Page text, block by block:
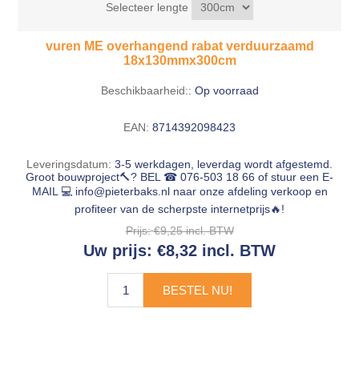
Selecteer lengte
vuren ME overhangend rabat verduurzaamd
18x130mmx300cm
Beschikbaarheid:: Op voorraad
EAN: 8714392098423
Leveringsdatum: 3-5 werkdagen, leverdag wordt afgestemd.
Groot bouwproject🔨? BEL ☎ 076-503 18 66 of stuur een E-
MAIL 💻 info@pieterbaks.nlnaar onze afdeling verkoop en
profiteer van de scherpste internetprijs🔥!
Prijs: €9,25 incl. BTW
Uw prijs: €8,32 incl. BTW
BESTEL NU!